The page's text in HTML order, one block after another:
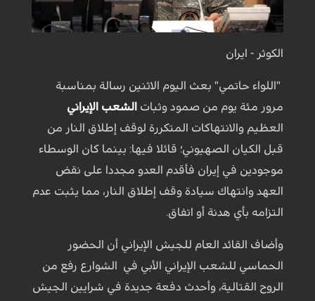
الكوثر - ايران
"اللواء حاتمي" بعث اليوم الاثنين رسالة بمناسبة
مرور مئة يوم من صمود وثبات الشعب الإيراني
العظيم والانتهاكات المتكررة لوقف إطلاق النار من
قبل الكيان الصهيوني؛ قائلا فيها: بينما كان الوسطاء
موجودين في إيران فأقدم العدو مجددا على نقض
العهد وانتهاك سيادة وقف إطلاق النار، مما يثبت عدم
التزامه بأي هدنة أو اتفاق.
وأضاف القائد العام للجيش الإيراني أن الحضور
الحماسي للشعب الإيراني الأبي في الشوارع رفع من
الروح القتالية، وأحدث دفعة جديدة في شرايين الجيش